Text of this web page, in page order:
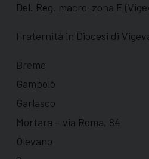
Del. Reg. macro-zona E
Fraternità in Diocesi di
Breme
Gambolò
Garlasco
Mortara – via Roma, 84
Olevano